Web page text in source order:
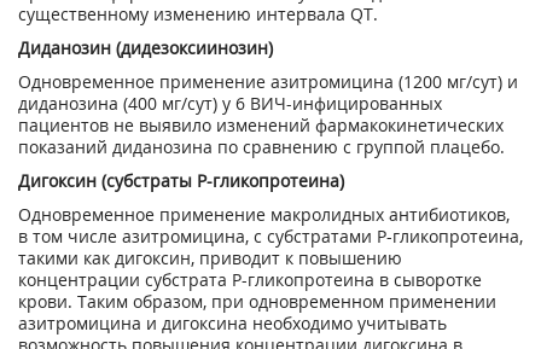
существенному изменению интервала QT.
Диданозин (дидезоксиинозин)
Одновременное применение азитромицина (1200 мг/сут) и
диданозина (400 мг/сут) у 6 ВИЧ-инфицированных
пациентов не выявило изменений фармакокинетических
показаний диданозина по сравнению с группой плацебо.
Дигоксин (субстраты Р-гликопротеина)
Одновременное применение макролидных антибиотиков,
в том числе азитромицина, с субстратами Р-гликопротеина,
такими как дигоксин, приводит к повышению
концентрации субстрата Р-гликопротеина в сыворотке
крови. Таким образом, при одновременном применении
азитромицина и дигоксина необходимо учитывать